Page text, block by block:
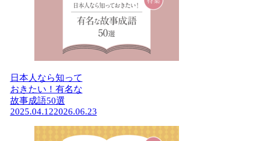
日本人なら知って
おきたい！有名な
故事成語50選
2025.04.122026.06.23